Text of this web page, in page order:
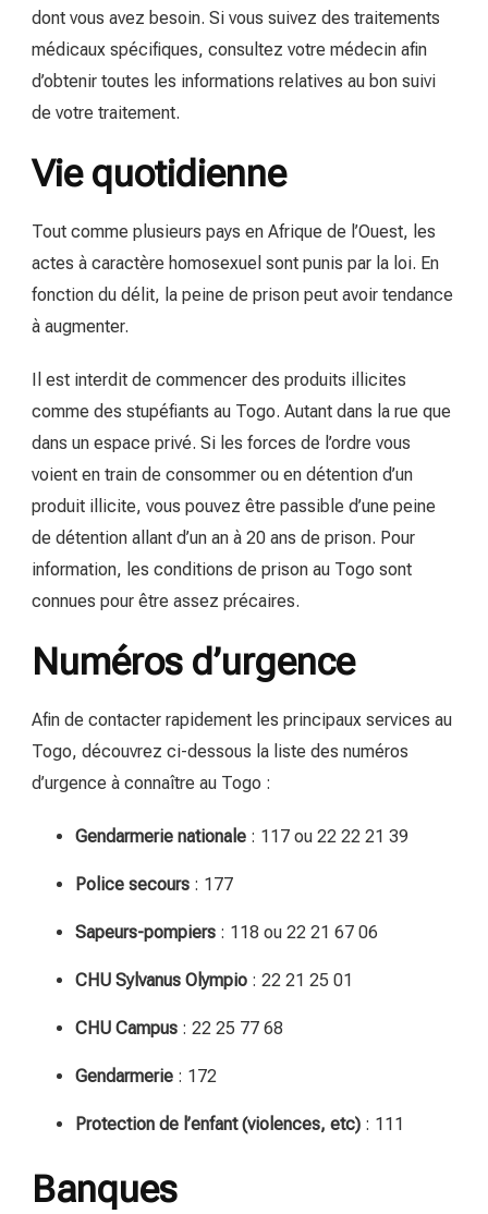
dont vous avez besoin. Si vous suivez des traitements
médicaux spécifiques, consultez votre médecin afin
d’obtenir toutes les informations relatives au bon suivi
de votre traitement.
Vie quotidienne
Tout comme plusieurs pays en Afrique de l’Ouest, les
actes à caractère homosexuel sont punis par la loi. En
fonction du délit, la peine de prison peut avoir tendance
à augmenter.
Il est interdit de commencer des produits illicites
comme des stupéfiants au Togo. Autant dans la rue que
dans un espace privé. Si les forces de l’ordre vous
voient en train de consommer ou en détention d’un
produit illicite, vous pouvez être passible d’une peine
de détention allant d’un an à 20 ans de prison. Pour
information, les conditions de prison au Togo sont
connues pour être assez précaires.
Numéros d’urgence
Afin de contacter rapidement les principaux services au
Togo, découvrez ci-dessous la liste des numéros
d’urgence à connaître au Togo :
Gendarmerie nationale : 117 ou 22 22 21 39
Police secours : 177
Sapeurs-pompiers : 118 ou 22 21 67 06
CHU Sylvanus Olympio : 22 21 25 01
CHU Campus : 22 25 77 68
Gendarmerie : 172
Protection de l’enfant (violences, etc) : 111
Banques